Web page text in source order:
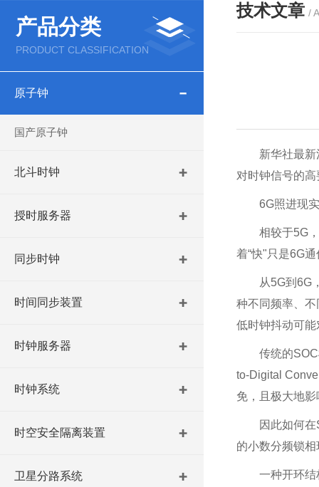
产品分类
PRODUCT CLASSIFICATION
原子钟
国产原子钟
北斗时钟
授时服务器
同步时钟
时间同步装置
时钟服务器
时钟系统
时空安全隔离装置
卫星分路系统
技术文章 /
新华社最
对时钟信号的
6G照进现
相较于5G
着“快"只是6G
从5G到6G
种不同频率、
低时钟抖动可
传统的
to-Digital
免，且极大地
因此如何
的小数分频锁
一种开环